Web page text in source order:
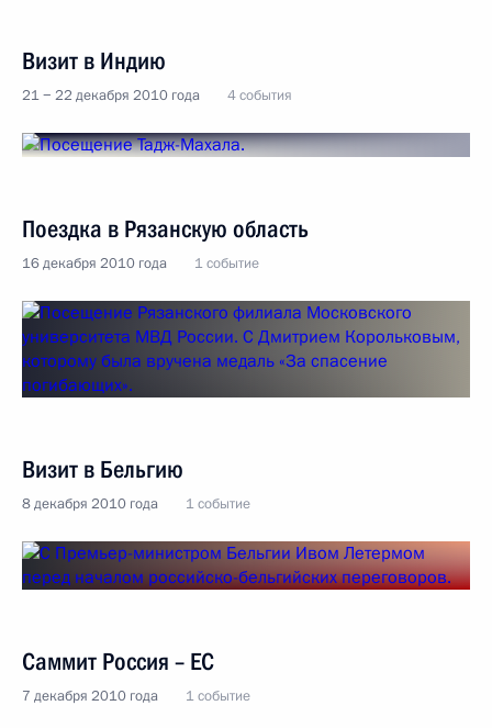
Визит в Индию
21 − 22 декабря 2010 года 4 события
Поездка в Рязанскую область
16 декабря 2010 года 1 событие
Визит в Бельгию
8 декабря 2010 года 1 событие
Саммит Россия – ЕC
7 декабря 2010 года 1 событие